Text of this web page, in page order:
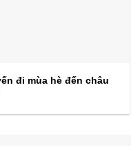
đi mùa hè đến châu